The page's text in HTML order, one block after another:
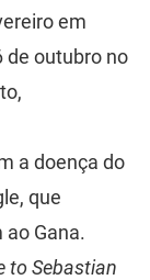
em
de outubro no
a doença do
que
Gana.
to Sebastian